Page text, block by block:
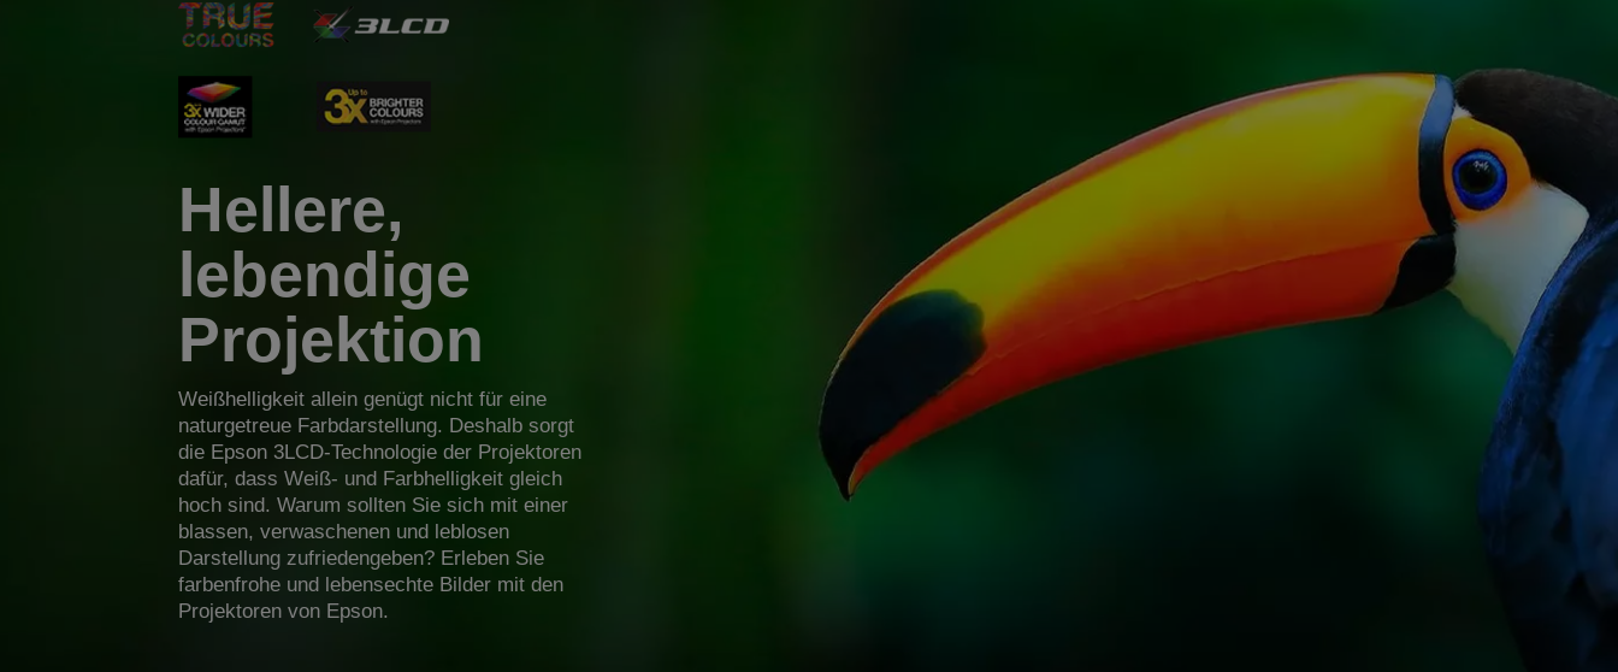
Hellere,
lebendige
Projektion
Weißhelligkeit allein genügt nicht für eine
naturgetreue Farbdarstellung. Deshalb sorgt
die Epson 3LCD-Technologie der Projektoren
dafür, dass Weiß- und Farbhelligkeit gleich
hoch sind. Warum sollten Sie sich mit einer
blassen, verwaschenen und leblosen
Darstellung zufriedengeben? Erleben Sie
farbenfrohe und lebensechte Bilder mit den
Projektoren von Epson.